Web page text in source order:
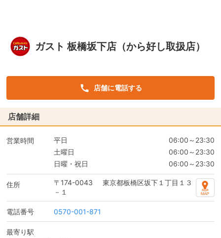
ガスト 板橋坂下店（から好し取扱店）
店舗に電話する
店舗詳細
営業時間 平日
06:00～23:30
土曜日
06:00～23:30
日曜・祝日
06:00～23:30
住所 〒174-0043
東京都板橋区坂下１丁目１３
－１
電話番号 0570-001-871
最寄り駅